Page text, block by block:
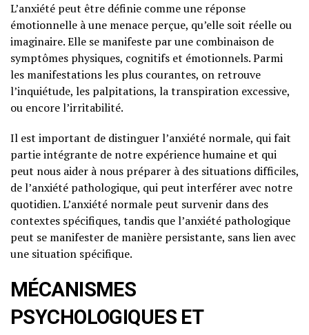
L’anxiété peut être définie comme une réponse
émotionnelle à une menace perçue, qu’elle soit réelle ou
imaginaire. Elle se manifeste par une combinaison de
symptômes physiques, cognitifs et émotionnels. Parmi
les manifestations les plus courantes, on retrouve
l’inquiétude, les palpitations, la transpiration excessive,
ou encore l’irritabilité.
Il est important de distinguer l’anxiété normale, qui fait
partie intégrante de notre expérience humaine et qui
peut nous aider à nous préparer à des situations difficiles,
de l’anxiété pathologique, qui peut interférer avec notre
quotidien. L’anxiété normale peut survenir dans des
contextes spécifiques, tandis que l’anxiété pathologique
peut se manifester de manière persistante, sans lien avec
une situation spécifique.
MÉCANISMES
PSYCHOLOGIQUES ET